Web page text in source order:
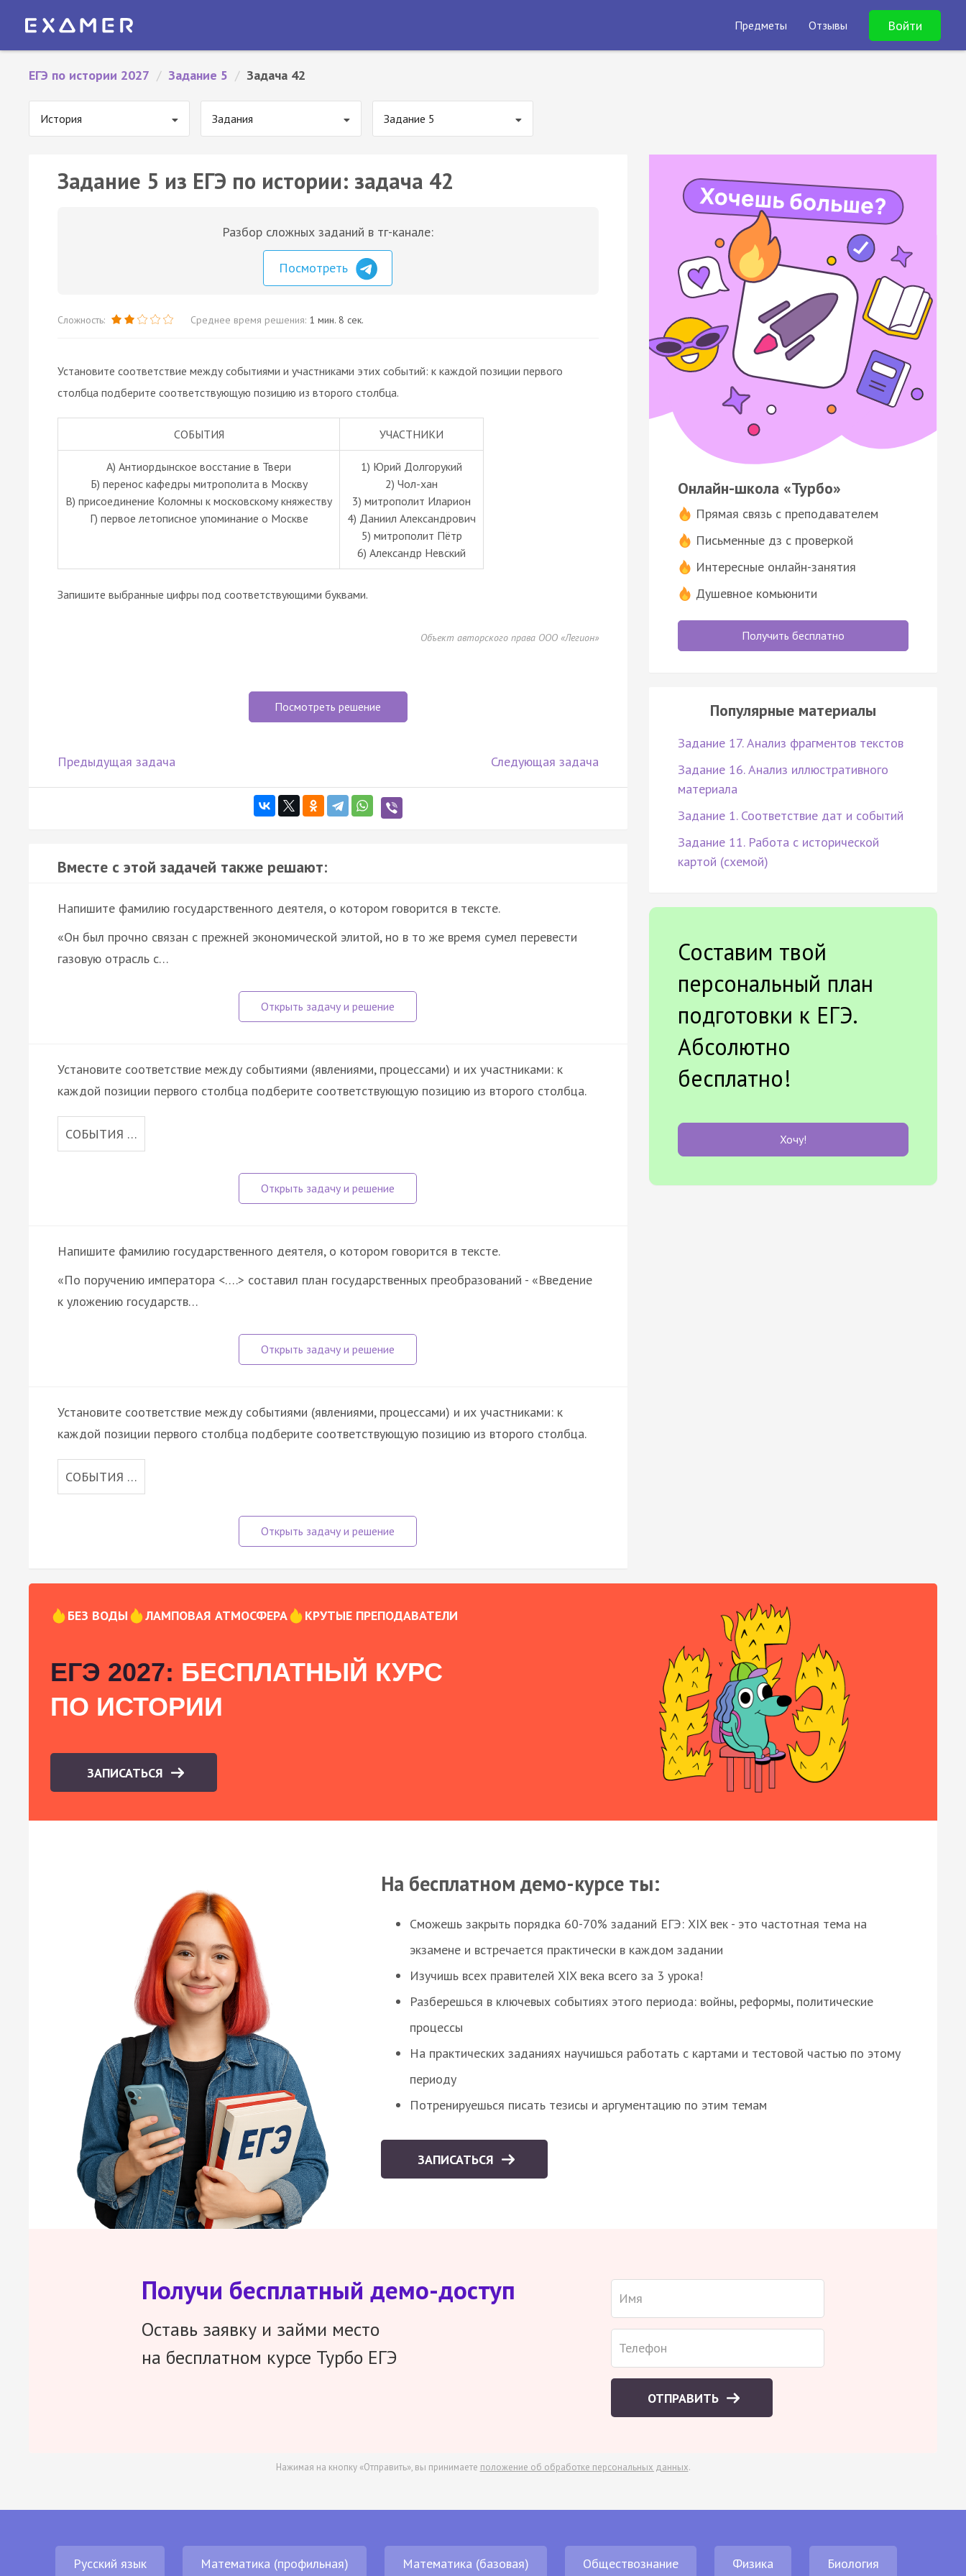
Предметы Отзывы Войти
ЕГЭ по истории 2027 / Задание 5 / Задача 42
История Задания Задание 5
Задание 5 из ЕГЭ по истории: задача 42
Разбор сложных заданий в тг-канале:
Посмотреть
Сложность: Среднее время решения: 1 мин. 8 сек.
Установите соответствие между событиями и участниками этих событий: к каждой позиции первого
столбца подберите соответствующую позицию из второго столбца.
СОБЫТИЯ УЧАСТНИКИ
А) Антиордынское восстание в Твери
Б) перенос кафедры митрополита в Москву
В) присоединение Коломны к московскому княжеству
Г) первое летописное упоминание о Москве
1) Юрий Долгорукий
2) Чол-хан
3) митрополит Иларион
4) Даниил Александрович
5) митрополит Пётр
6) Александр Невский
Запишите выбранные цифры под соответствующими буквами.
Объект авторского права ООО «Легион»
Посмотреть решение
Предыдущая задача Следующая задача
Вместе с этой задачей также решают:
Напишите фамилию государственного деятеля, о котором говорится в тексте.
«Он был прочно связан с прежней экономической элитой, но в то же время сумел перевести
газовую отрасль с…
Установите соответствие между событиями (явлениями, процессами) и их участниками: к
каждой позиции первого столбца подберите соответствующую позицию из второго столбца.
СОБЫТИЯ …
Напишите фамилию государственного деятеля, о котором говорится в тексте.
«По поручению императора <….> составил план государственных преобразований - «Введение
к уложению государств…
Установите соответствие между событиями (явлениями, процессами) и их участниками: к
каждой позиции первого столбца подберите соответствующую позицию из второго столбца.
СОБЫТИЯ …
Онлайн-школа «Турбо»
Прямая связь с преподавателем
Письменные дз с проверкой
Интересные онлайн-занятия
Душевное комьюнити
Получить бесплатно
Популярные материалы
Задание 17. Анализ фрагментов текстов
Задание 16. Анализ иллюстративного
материала
Задание 1. Соответствие дат и событий
Задание 11. Работа с исторической
картой (схемой)
Составим твой
персональный план
подготовки к ЕГЭ.
Абсолютно
бесплатно!
Хочу!
БЕЗ ВОДЫ ЛАМПОВАЯ АТМОСФЕРА КРУТЫЕ ПРЕПОДАВАТЕЛИ
ЕГЭ 2027: БЕСПЛАТНЫЙ КУРС
ПО ИСТОРИИ
ЗАПИСАТЬСЯ
На бесплатном демо-курсе ты:
Сможешь закрыть порядка 60-70% заданий ЕГЭ: XIX век - это частотная тема на
экзамене и встречается практически в каждом задании
Изучишь всех правителей XIX века всего за 3 урока!
Разберешься в ключевых событиях этого периода: войны, реформы, политические
процессы
На практических заданиях научишься работать с картами и тестовой частью по этому
периоду
Потренируешься писать тезисы и аргументацию по этим темам
ЗАПИСАТЬСЯ
Получи бесплатный демо-доступ
Оставь заявку и займи место
на бесплатном курсе Турбо ЕГЭ
ОТПРАВИТЬ
Нажимая на кнопку «Отправить», вы принимаете положение об обработке персональных данных.
Русский язык Математика (профильная) Математика (базовая) Обществознание Физика Биология